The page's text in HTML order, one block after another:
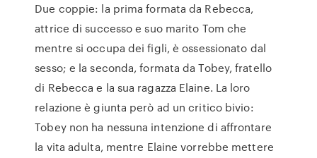
Due coppie: la prima formata da Rebecca,
attrice di successo e suo marito Tom che
mentre si occupa dei figli, è ossessionato dal
sesso; e la seconda, formata da Tobey, fratello
di Rebecca e la sua ragazza Elaine. La loro
relazione è giunta però ad un critico bivio:
Tobey non ha nessuna intenzione di affrontare
la vita adulta, mentre Elaine vorrebbe mettere